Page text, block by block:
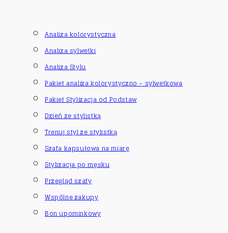
Analiza kolorystyczna
Analiza sylwetki
Analiza Stylu
Pakiet analiza kolorystyczno – sylwetkowa
Pakiet Stylizacja od Podstaw
Dzień ze stylistką
Trenuj styl ze stylistką
Szafa kapsułowa na miarę
Stylizacja po męsku
Przegląd szafy
Wspólne zakupy
Bon upominkowy